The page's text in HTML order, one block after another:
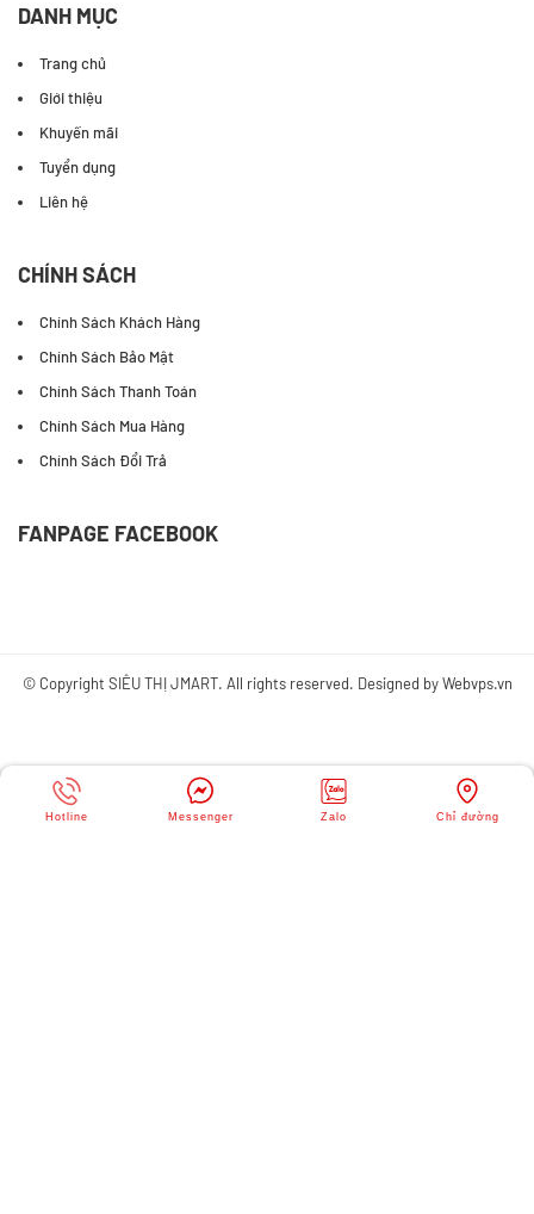
DANH MỤC
Trang chủ
Giới thiệu
Khuyến mãi
Tuyển dụng
Liên hệ
CHÍNH SÁCH
Chính Sách Khách Hàng
Chính Sách Bảo Mật
Chính Sách Thanh Toán
Chính Sách Mua Hàng
Chính Sách Đổi Trả
FANPAGE FACEBOOK
© Copyright SIÊU THỊ JMART. All rights reserved. Designed byWebvps.vn
Hotline Messenger Zalo Chỉ đường